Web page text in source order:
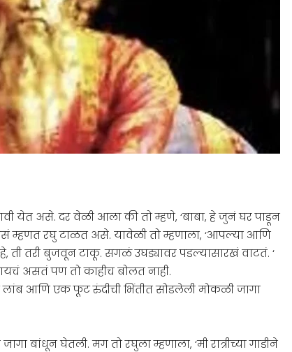
येत असे. दर वेळी आला की तो म्हणे, ‘बाबा, हे जुनं घर पाडून
म्हणत रघु टाळत असे. यावेळी तो म्हणाला, ‘आपल्या आणि
ती तरी बुजवून टाकू. सगळं उघड्यावर पडल्यासारखं वाटतं. ‘
असतं पण तो काहीच बोलत नाही.
आणि एक फूट रुंदीची भिंतीत सोडलेली मोकळी जागा
बांधून घेतली. मग तो रघुला म्हणाला, ‘मी रात्रीच्या गाडीने